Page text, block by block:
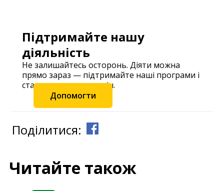
Підтримайте нашу
діяльність
Не залишайтесь осторонь. Діяти можна
прямо зараз — підтримайте наші програми і
станьте частиною змін.
Допомогти
Поділитися:
Читайте також